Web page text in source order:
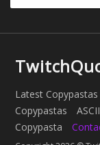
Latest Copypastas
Copypastas
Copypasta